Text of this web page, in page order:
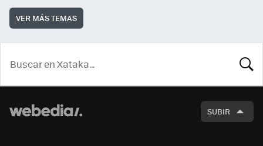
VER MÁS TEMAS
SUBIR